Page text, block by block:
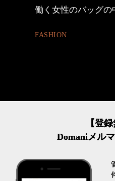
【ワーママのきれい
【登
Domaniメル